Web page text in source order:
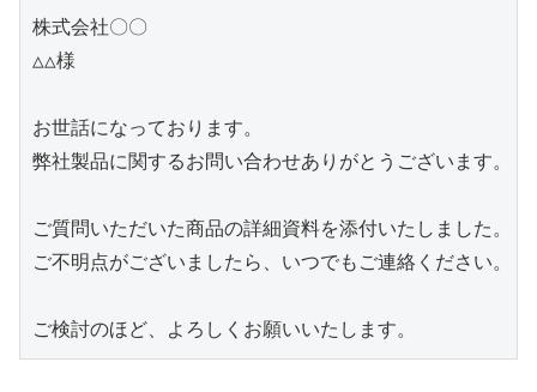
株式会社〇〇
△△様
お世話になっております。
弊社製品に関するお問い合わせありがとうございます。
ご質問いただいた商品の詳細資料を添付いたしました。
ご不明点がございましたら、いつでもご連絡ください。